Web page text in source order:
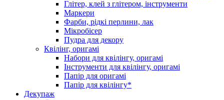
Глітер, клей з глітером, інструменти
Маркери
Фарби, рідкі перлини, лак
Мікробісер
Пудра для декору
Квілінг, оригамі
Набори для квілінгу, оригамі
Інструменти для квілінгу, оригамі
Папір для оригамі
Папір для квілінгу*
Декупаж